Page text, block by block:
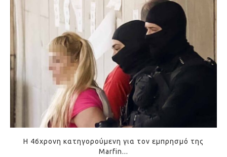
Η 46χρονη κατηγορούμενη για τον εμπρησμό της
Marfin...